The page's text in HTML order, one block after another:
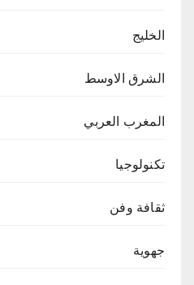
الخليج
الشرق الاوسط
المغرب العربي
تكنولوجيا
ثقافة وفن
جهوية